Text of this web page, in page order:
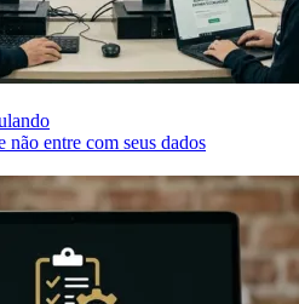
entre com seus dados